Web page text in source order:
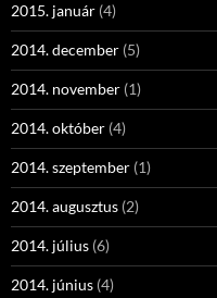
2015. január (4)
2014. december (5)
2014. november (1)
2014. október (4)
2014. szeptember (1)
2014. augusztus (2)
2014. július (6)
2014. június (4)